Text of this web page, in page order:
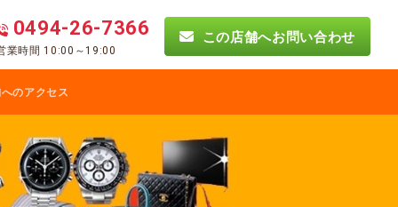
0494-26-7366
業時間 10:00～19:00
この店舗へお問い合わせ
のアクセス